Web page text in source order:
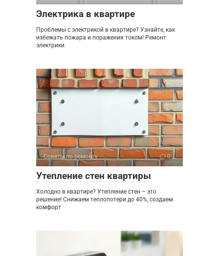
Электрика в квартире
Проблемы с электрикой в квартире? Узнайте, как
избежать пожара и поражения током! Ремонт
электрики
Советы по ремонту 0
Утепление стен квартиры
Холодно в квартире? Утепление стен – это
решение! Снижаем теплопотери до 40%, создаем
комфорт